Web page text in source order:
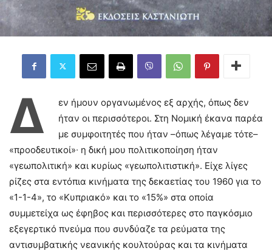
Δ
εν ήμουν οργανωμένος εξ αρχής, όπως δεν
ήταν οι περισσότεροι. Στη Νομική έκανα παρέα
με συμφοιτητές που ήταν –όπως λέγαμε τότε–
«προοδευτικοί»∙ η δική μου πολιτικοποίηση ήταν
«γεωπολιτική» και κυρίως «γεωπολιτιστική». Είχε λίγες
ρίζες στα εντόπια κινήματα της δεκαετίας του 1960 για το
«1-1-4», το «Κυπριακό» και το «15%» στα οποία
συμμετείχα ως έφηβος και περισσότερες στο παγκόσμιο
εξεγερτικό πνεύμα που συνδύαζε τα ρεύματα της
αντισυμβατικής νεανικής κουλτούρας και τα κινήματα